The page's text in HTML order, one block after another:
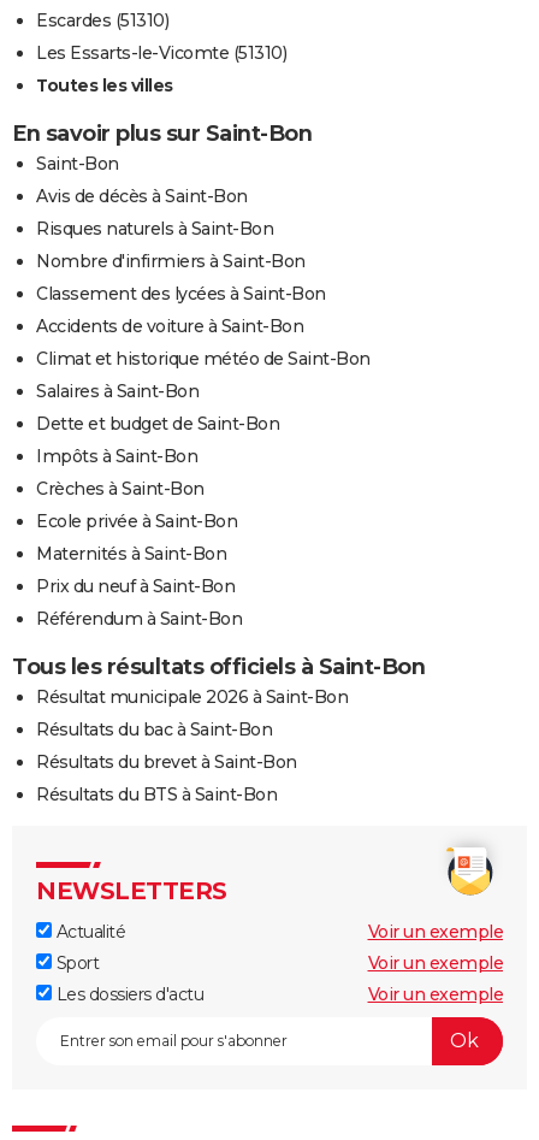
Escardes (51310)
Les Essarts-le-Vicomte (51310)
Toutes les villes
En savoir plus sur Saint-Bon
Saint-Bon
Avis de décès à Saint-Bon
Risques naturels à Saint-Bon
Nombre d'infirmiers à Saint-Bon
Classement des lycées à Saint-Bon
Accidents de voiture à Saint-Bon
Climat et historique météo de Saint-Bon
Salaires à Saint-Bon
Dette et budget de Saint-Bon
Impôts à Saint-Bon
Crèches à Saint-Bon
Ecole privée à Saint-Bon
Maternités à Saint-Bon
Prix du neuf à Saint-Bon
Référendum à Saint-Bon
Tous les résultats officiels à Saint-Bon
Résultat municipale 2026 à Saint-Bon
Résultats du bac à Saint-Bon
Résultats du brevet à Saint-Bon
Résultats du BTS à Saint-Bon
NEWSLETTERS
Actualité
Voir un exemple
Sport
Voir un exemple
Les dossiers d'actu
Voir un exemple